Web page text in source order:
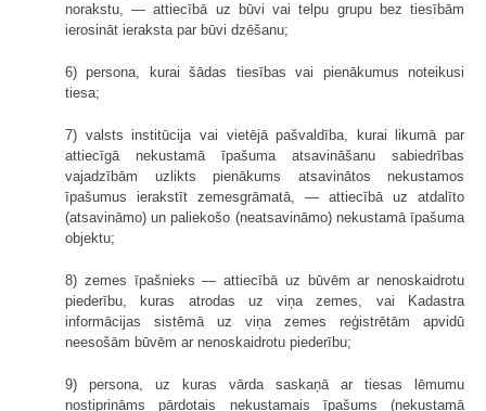
norakstu, — attiecībā uz būvi vai telpu grupu bez tiesībām
ierosināt ieraksta par būvi dzēšanu;
6) persona, kurai šādas tiesības vai pienākumus noteikusi
tiesa;
7) valsts institūcija vai vietējā pašvaldība, kurai likumā par
attiecīgā nekustamā īpašuma atsavināšanu sabiedrības
vajadzībām uzlikts pienākums atsavinātos nekustamos
īpašumus ierakstīt zemesgrāmatā, — attiecībā uz atdalīto
(atsavināmo) un paliekošo (neatsavināmo) nekustamā īpašuma
objektu;
8) zemes īpašnieks — attiecībā uz būvēm ar nenoskaidrotu
piederību, kuras atrodas uz viņa zemes, vai Kadastra
informācijas sistēmā uz viņa zemes reģistrētām apvidū
neesošām būvēm ar nenoskaidrotu piederību;
9) persona, uz kuras vārda saskaņā ar tiesas lēmumu
nostiprināms pārdotais nekustamais īpašums (nekustamā